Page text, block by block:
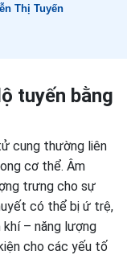
Thị Tuyến
tuyến bằng
cung thường liên
cơ thể. Âm
trưng cho sự
có thể bị ứ trệ,
khí – năng lượng
cho các yếu tố